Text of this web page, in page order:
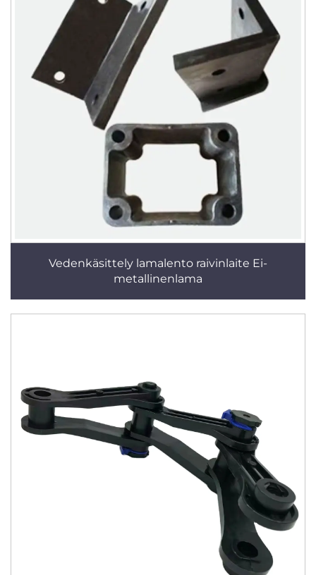
Vedenkäsittely lamalento raivinlaite Ei-
metallinenlama